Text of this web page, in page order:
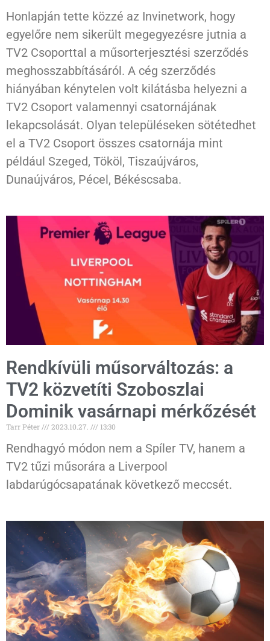
Honlapján tette közzé az Invinetwork, hogy
egyelőre nem sikerült megegyezésre jutnia a
TV2 Csoporttal a műsorterjesztési szerződés
meghosszabbításáról. A cég szerződés
hiányában kénytelen volt kilátásba helyezni a
TV2 Csoport valamennyi csatornájának
lekapcsolását. Olyan településeken sötétedhet
el a TV2 Csoport összes csatornája mint
például Szeged, Tököl, Tiszaújváros,
Dunaújváros, Pécel, Békéscsaba.
Rendkívüli műsorváltozás: a
TV2 közvetíti Szoboszlai
Dominik vasárnapi mérkőzését
Tarr Péter 2023.10.27. 13:30
Rendhagyó módon nem a Spíler TV, hanem a
TV2 tűzi műsorára a Liverpool
labdarúgócsapatának következő meccsét.